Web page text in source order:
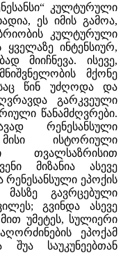
კულტურული
ეს იმის გამოა,
კულტურული
ინტენსიურ,
მიიჩნევა. ისევე,
მქონე
წინ უძღოდა და
გარკვეული
წანამძღვრები.
რენესანსული
ისტორიული
თვალსაზრისით
მიზანია ასევე
რენესანსული ეპოქის
გავრცებული
გვინდა ასევე
უმეტეს, სულიერი
ეპოქამ
საუკუნეებთან